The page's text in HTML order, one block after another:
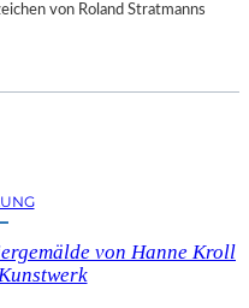
von Roland Stratmanns
von Hanne Kroll